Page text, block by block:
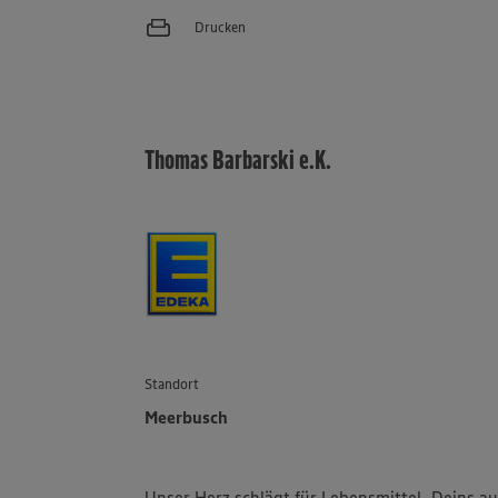
Drucken
Thomas Barbarski e.K.
Standort
Meerbusch